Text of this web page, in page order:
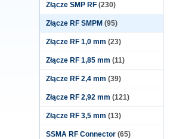
Złącze SMP RF (230)
Złącze RF SMPM (95)
Złącze RF 1,0 mm (23)
Złącze RF 1,85 mm (11)
Złącze RF 2,4 mm (39)
Złącze RF 2,92 mm (121)
Złącze RF 3,5 mm (13)
SSMA RF Connector (65)